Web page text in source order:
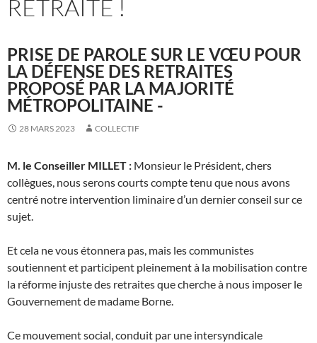
RETRAITE !
PRISE DE PAROLE SUR LE VŒU POUR
LA DÉFENSE DES RETRAITES
PROPOSÉ PAR LA MAJORITÉ
MÉTROPOLITAINE -
28 MARS 2023 COLLECTIF
M. le Conseiller MILLET : Monsieur le Président, chers
collègues, nous serons courts compte tenu que nous avons
centré notre intervention liminaire d’un dernier conseil sur ce
sujet.
Et cela ne vous étonnera pas, mais les communistes
soutiennent et participent pleinement à la mobilisation contre
la réforme injuste des retraites que cherche à nous imposer le
Gouvernement de madame Borne.
Ce mouvement social, conduit par une intersyndicale